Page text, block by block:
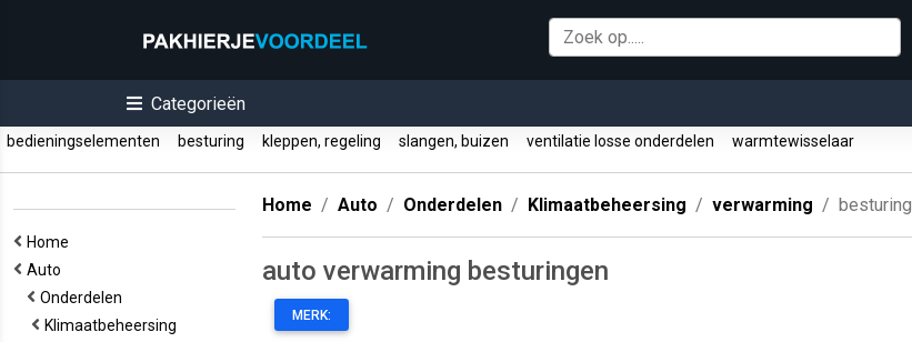
Categorieën
bedieningselementen besturing kleppen, regeling slangen, buizen ventilatie losse onderdelen warmtewisselaar
Home
Auto
Onderdelen
Klimaatbeheersing
Home Auto Onderdelen Klimaatbeheersing verwarming besturing
auto verwarming besturingen
MERK: